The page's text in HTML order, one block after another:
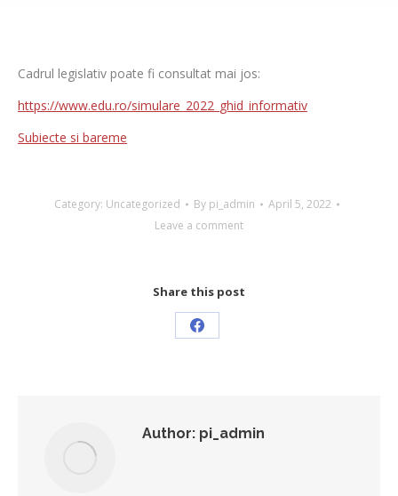
Cadrul legislativ poate fi consultat mai jos:
https://www.edu.ro/simulare_2022_ghid_informativ
Subiecte si bareme
Category: Uncategorized By pi_admin
April 5, 2022
Leave a comment
Share this post
Share
Author: pi_admin